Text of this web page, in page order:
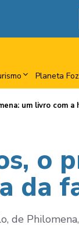
Planeta Foz
um livro com a
o
da
de